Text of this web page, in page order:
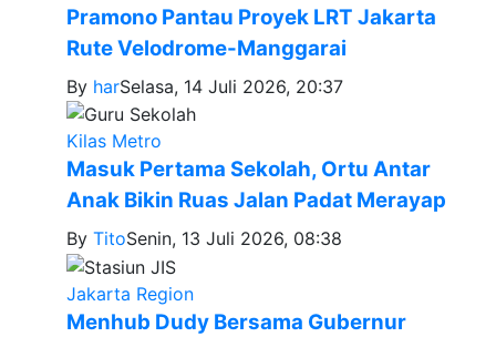
Pramono Pantau Proyek LRT Jakarta
Rute Velodrome-Manggarai
By harSelasa, 14 Juli 2026, 20:37
Kilas Metro
Masuk Pertama Sekolah, Ortu Antar
Anak Bikin Ruas Jalan Padat Merayap
By TitoSenin, 13 Juli 2026, 08:38
Jakarta Region
Menhub Dudy Bersama Gubernur